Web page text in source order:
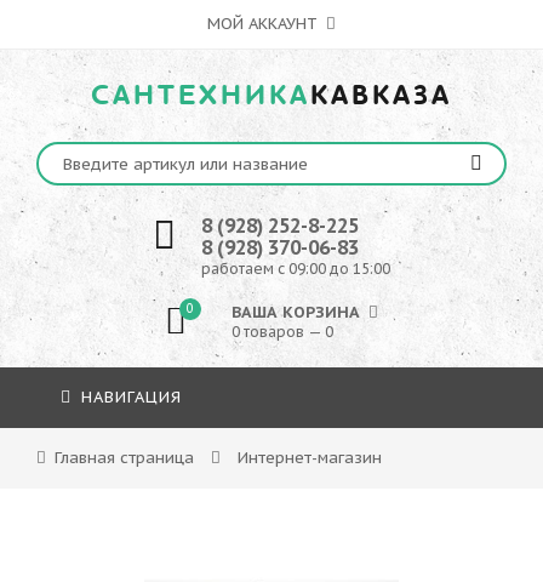
МОЙ АККАУНТ
САНТЕХНИКАКАВКАЗА
8 (928) 252-8-225
8 (928) 370-06-83
работаем с 09:00 до 15:00
0 ВАША КОРЗИНА
0 товаров — 0
НАВИГАЦИЯ
Главная страница Интернет-магазин